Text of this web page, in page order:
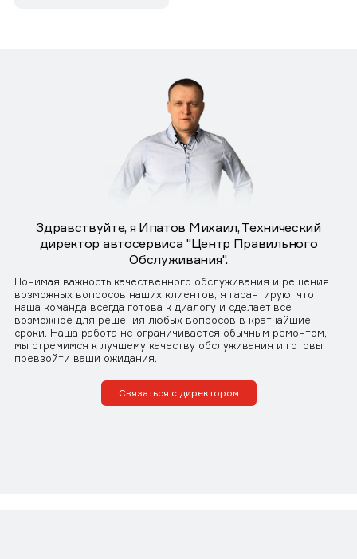
Здравствуйте, я Ипатов Михаил, Технический
директор автосервиса "Центр Правильного
Обслуживания".
Понимая важность качественного обслуживания и решения
возможных вопросов наших клиентов, я гарантирую, что
наша команда всегда готова к диалогу и сделает все
возможное для решения любых вопросов в кратчайшие
сроки. Наша работа не ограничивается обычным ремонтом,
мы стремимся к лучшему качеству обслуживания и готовы
превзойти ваши ожидания.
Связаться с директором